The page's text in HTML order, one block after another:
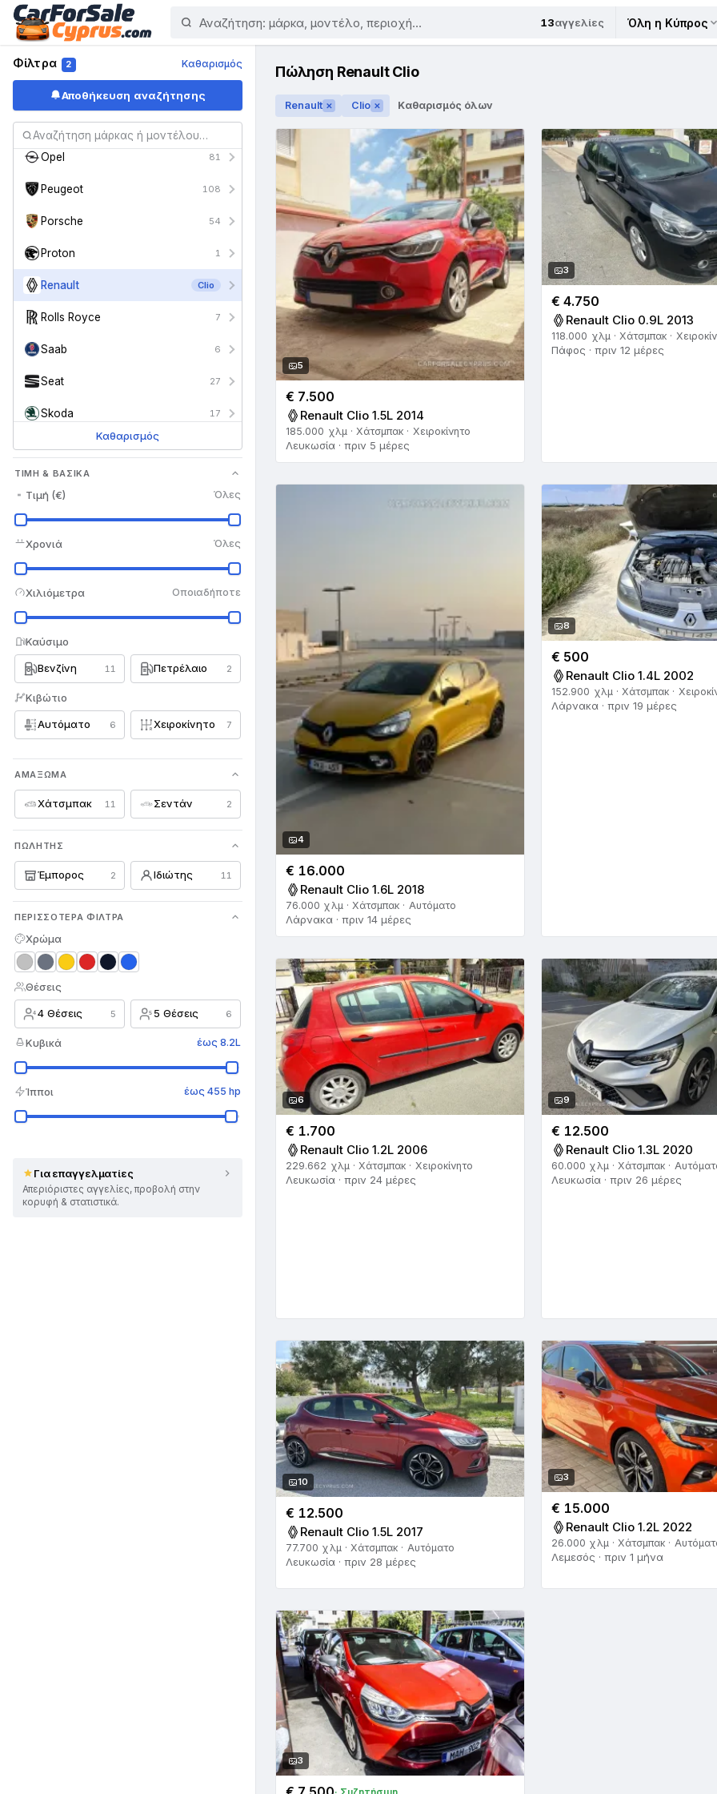
13αγγελίες Όλη η Κύπρος
Φίλτρα 2 Καθαρισμός
Αποθήκευση αναζήτησης
MG 6
Mini 69
Mitsubishi 118
Nissan 403
Opel 81
Peugeot 108
Porsche 54
Proton 1
Renault Clio
Rolls Royce 7
Saab 6
Seat 27
Skoda 17
SsangYong
Suzuki 142
Tesla 13
Triumph
Vauxhall
Volkswagen
Volvo
Καθαρισμός
ΤΙΜΉ & ΒΑΣΙΚΆ
Τιμή (€) Όλες
Χρονιά Όλες
Χιλιόμετρα Οποιαδήποτε
Καύσιμο
Βενζίνη 11 Πετρέλαιο 2
Κιβώτιο
Αυτόματο 6 Χειροκίνητο 7
ΑΜΆΞΩΜΑ
Χάτσμπακ 11 Σεντάν 2
ΠΩΛΗΤΉΣ
Έμπορος 2 Ιδιώτης 11
ΠΕΡΙΣΣΌΤΕΡΑ ΦΊΛΤΡΑ
Χρώμα
Θέσεις
4 4 Θέσεις 5 5 5 Θέσεις 6
Κυβικά έως 8.2L
Ίπποι έως 455 hp
Για επαγγελματίες
Απεριόριστες αγγελίες, προβολή στην
κορυφή & στατιστικά.
Πώληση Renault Clio
Renault ✕ Clio ✕ Καθαρισμός όλων
5
€ 7.500
Renault Clio 1.5L 2014
185.000 χλμ · Χάτσμπακ · Χειροκίνητο
Λευκωσία · πριν 5 μέρες
3
€ 4.750
Renault Clio 0.9L 2013
118.000 χλμ · Χάτσμπακ ·
Πάφος · πριν 12 μέρες
4
€ 16.000
Renault Clio 1.6L 2018
76.000 χλμ · Χάτσμπακ · Αυτόματο
Λάρνακα · πριν 14 μέρες
8
€ 500
Renault Clio 1.4L 2002
152.900 χλμ · Χάτσμπακ ·
Λάρνακα · πριν 19 μέρες
6
€ 1.700
Renault Clio 1.2L 2006
229.662 χλμ · Χάτσμπακ · Χειροκίνητο
Λευκωσία · πριν 24 μέρες
9
€ 12.500
Renault Clio 1.3L 2020
60.000 χλμ · Χάτσμπακ ·
Λευκωσία · πριν 26 μέρες
10
€ 12.500
Renault Clio 1.5L 2017
77.700 χλμ · Χάτσμπακ · Αυτόματο
Λευκωσία · πριν 28 μέρες
3
€ 15.000
Renault Clio 1.2L 2022
26.000 χλμ · Χάτσμπακ ·
Λεμεσός · πριν 1 μήνα
3